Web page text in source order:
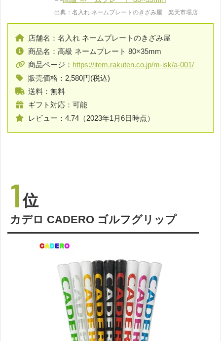
出典：名入れ ネームプレートのきざみ屋 楽天市場店
店舗名：名入れ ネームプレートのきざみ屋
商品名：高級 ネームプレート 80×35mm
商品ページ： https://item.rakuten.co.jp/m-isk/a-001/
販売価格：2,580円(税込)
送料：無料
ギフト対応：可能
レビュー：4.74（2023年1月6日時点）
1位
カデロ CADERO ゴルフグリップ